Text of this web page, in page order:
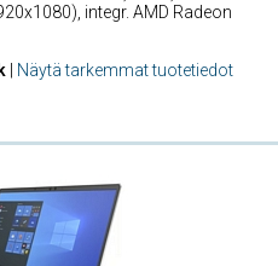
integr. AMD Radeon
Näytä tarkemmat tuotetiedot